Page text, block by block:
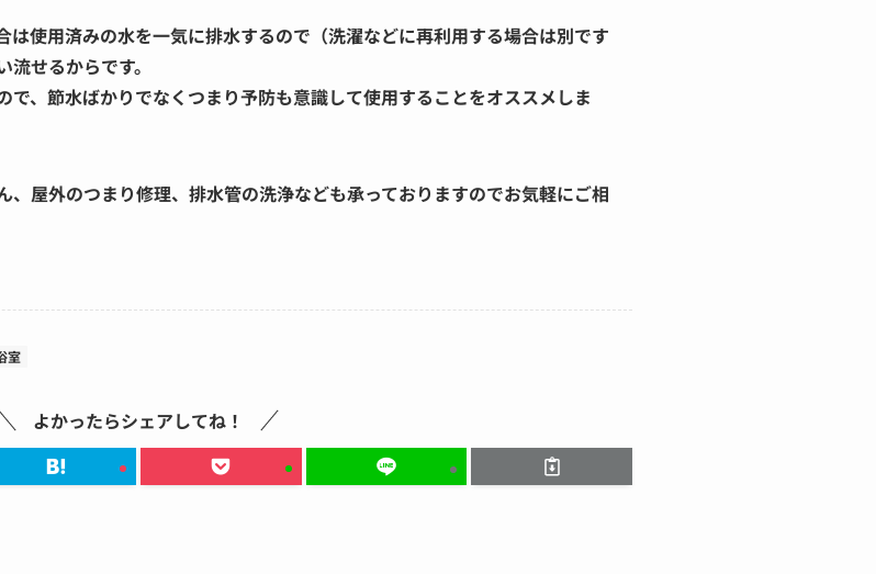
は使用済みの水を一気に排水するので（洗濯などに再利用する場合は別です
せるからです。
で、節水ばかりでなくつまり予防も意識して使用することをオススメしま
、屋外のつまり修理、排水管の洗浄なども承っておりますのでお気軽にご相
室
よかったらシェアしてね！